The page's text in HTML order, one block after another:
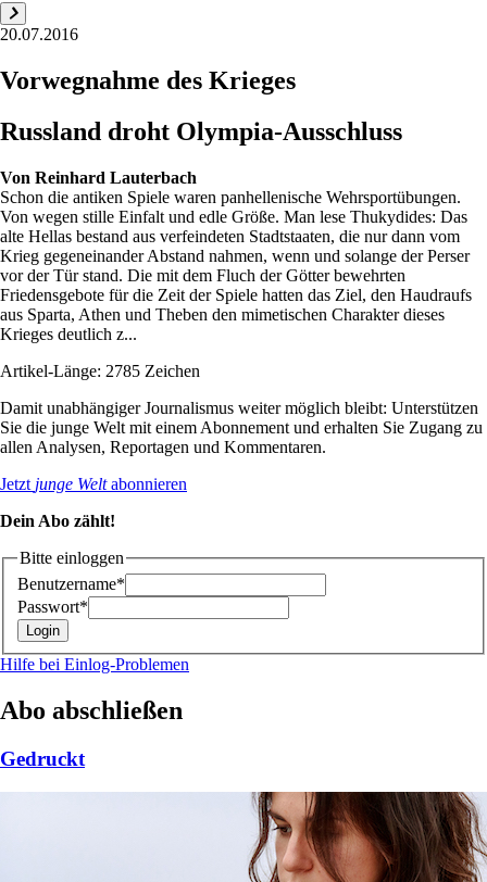
20.07.2016
Vorwegnahme des Krieges
Russland droht Olympia-Ausschluss
Von Reinhard Lauterbach
Schon die antiken Spiele waren panhellenische Wehrsportübungen.
Von wegen stille Einfalt und edle Größe. Man lese Thukydides: Das
alte Hellas bestand aus verfeindeten Stadtstaaten, die nur dann vom
Krieg gegeneinander Abstand nahmen, wenn und solange der Perser
vor der Tür stand. Die mit dem Fluch der Götter bewehrten
Friedensgebote für die Zeit der Spiele hatten das Ziel, den Haudraufs
aus Sparta, Athen und Theben den mimetischen Charakter dieses
Krieges deutlich z...
Artikel-Länge: 2785 Zeichen
Damit unabhängiger Journalismus weiter möglich bleibt: Unterstützen
Sie die junge Welt mit einem Abonnement und erhalten Sie Zugang zu
allen Analysen, Reportagen und Kommentaren.
Jetzt junge Weltabonnieren
Dein Abo zählt!
Bitte einloggen
Benutzername*
Passwort*
Hilfe bei Einlog-Problemen
Abo abschließen
Gedruckt